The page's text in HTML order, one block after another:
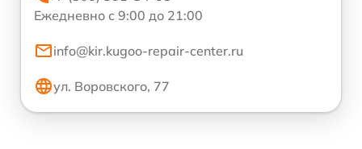
Ежедневно с 9:00 до 21:00
info@kir.kugoo-repair-center.ru
ул. Воровского, 77